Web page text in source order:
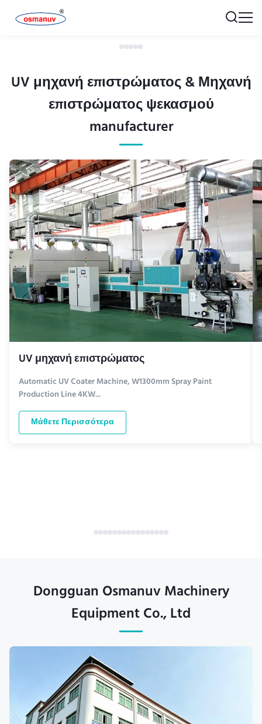
UV μηχανή επιστρώματος & Μηχανή
επιστρώματος ψεκασμού
manufacturer
UV μηχανή επιστρώματος
Automatic UV Coater Machine, W1300mm Spray Paint
Production Line 4KW...
Μάθετε Περισσότερα
Dongguan Osmanuv Machinery
Equipment Co., Ltd